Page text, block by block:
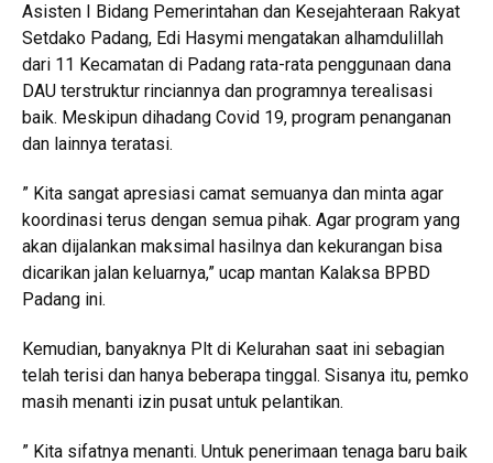
Asisten I Bidang Pemerintahan dan Kesejahteraan Rakyat
Setdako Padang, Edi Hasymi mengatakan alhamdulillah
dari 11 Kecamatan di Padang rata-rata penggunaan dana
DAU terstruktur rinciannya dan programnya terealisasi
baik. Meskipun dihadang Covid 19, program penanganan
dan lainnya teratasi.
” Kita sangat apresiasi camat semuanya dan minta agar
koordinasi terus dengan semua pihak. Agar program yang
akan dijalankan maksimal hasilnya dan kekurangan bisa
dicarikan jalan keluarnya,” ucap mantan Kalaksa BPBD
Padang ini.
Kemudian, banyaknya Plt di Kelurahan saat ini sebagian
telah terisi dan hanya beberapa tinggal. Sisanya itu, pemko
masih menanti izin pusat untuk pelantikan.
” Kita sifatnya menanti. Untuk penerimaan tenaga baru baik